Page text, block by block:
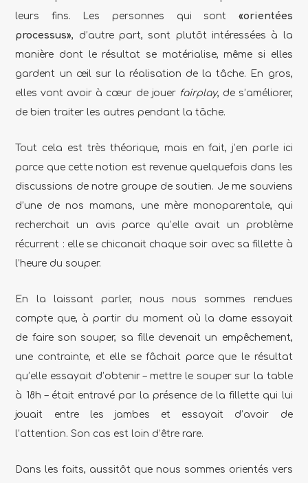
leurs fins. Les personnes qui sont «orientées
processus», d’autre part, sont plutôt intéressées à la
manière dont le résultat se matérialise, même si elles
gardent un œil sur la réalisation de la tâche. En gros,
elles vont avoir à cœur de jouer fairplay, de s’améliorer,
de bien traiter les autres pendant la tâche.
Tout cela est très théorique, mais en fait, j’en parle ici
parce que cette notion est revenue quelquefois dans les
discussions de notre groupe de soutien. Je me souviens
d’une de nos mamans, une mère monoparentale, qui
recherchait un avis parce qu’elle avait un problème
récurrent : elle se chicanait chaque soir avec sa fillette à
l’heure du souper.
En la laissant parler, nous nous sommes rendues
compte que, à partir du moment où la dame essayait
de faire son souper, sa fille devenait un empêchement,
une contrainte, et elle se fâchait parce que le résultat
qu’elle essayait d’obtenir – mettre le souper sur la table
à 18h – était entravé par la présence de la fillette qui lui
jouait entre les jambes et essayait d’avoir de
l’attention.Son cas est loin d’être rare.
Dans les faits, aussitôt que nous sommes orientés vers